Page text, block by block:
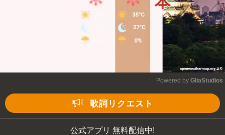
Powered by GliaStudios
歌詞リクエスト
公式アプリ 無料配信中!